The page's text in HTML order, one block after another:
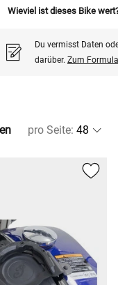
Wieviel ist dieses Bike
Du vermisst Daten
darüber. Zum
pro Seite: